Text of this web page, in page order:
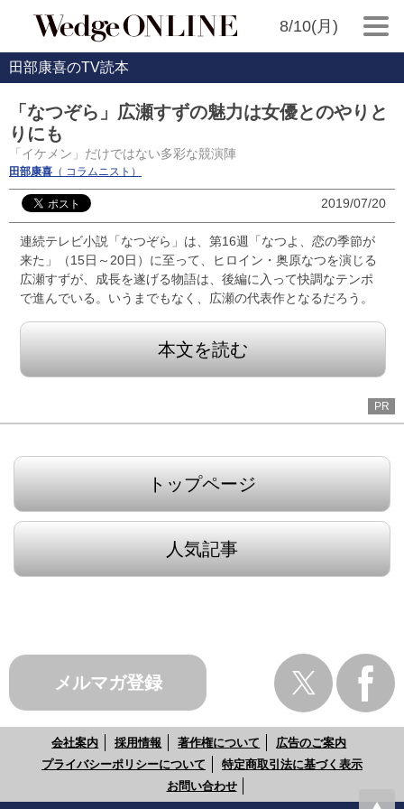
8/10(月)
田部康喜のTV読本
「なつぞら」広瀬すずの魅力は女優とのやりと
りにも
「イケメン」だけではない多彩な競演陣
田部康喜 （ コラムニスト）
2019/07/20
連続テレビ小説「なつぞら」は、第16週「なつよ、恋の季節が
来た」（15日～20日）に至って、ヒロイン・奥原なつを演じる
広瀬すずが、成長を遂げる物語は、後編に入って快調なテンポ
で進んでいる。いうまでもなく、広瀬の代表作となるだろう。
本文を読む
PR
トップページ
人気記事
メルマガ登録
会社案内 採用情報 著作権について
広告のご案内
プライバシーポリシーについて
特定商取引法に基づく表示
お問い合わせ